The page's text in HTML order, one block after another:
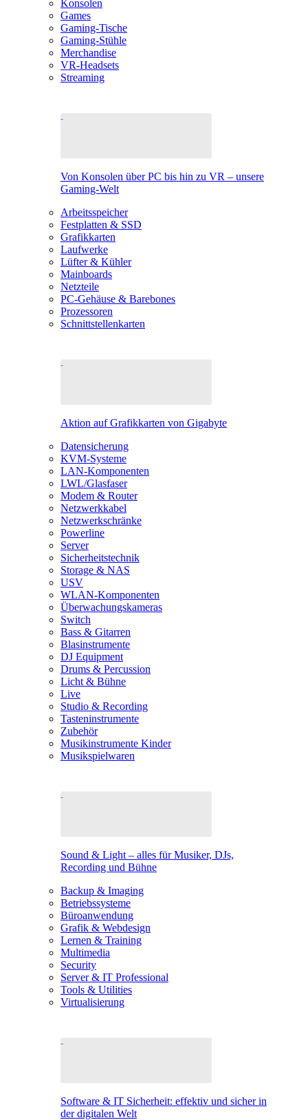
Konsolen
Games
Gaming-Tische
Gaming-Stühle
Merchandise
VR-Headsets
Streaming
Von Konsolen über PC bis hin zu VR – unsere
Gaming-Welt
Arbeitsspeicher
Festplatten & SSD
Grafikkarten
Laufwerke
Lüfter & Kühler
Mainboards
Netzteile
PC-Gehäuse & Barebones
Prozessoren
Schnittstellenkarten
Aktion auf Grafikkarten von Gigabyte
Datensicherung
KVM-Systeme
LAN-Komponenten
LWL/Glasfaser
Modem & Router
Netzwerkkabel
Netzwerkschränke
Powerline
Server
Sicherheitstechnik
Storage & NAS
USV
WLAN-Komponenten
Überwachungskameras
Switch
Bass & Gitarren
Blasinstrumente
DJ Equipment
Drums & Percussion
Licht & Bühne
Live
Studio & Recording
Tasteninstrumente
Zubehör
Musikinstrumente Kinder
Musikspielwaren
Sound & Light – alles für Musiker, DJs,
Recording und Bühne
Backup & Imaging
Betriebssysteme
Büroanwendung
Grafik & Webdesign
Lernen & Training
Multimedia
Security
Server & IT Professional
Tools & Utilities
Virtualisierung
Software & IT Sicherheit: effektiv und sicher in
der digitalen Welt